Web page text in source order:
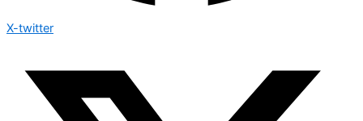
X-twitter